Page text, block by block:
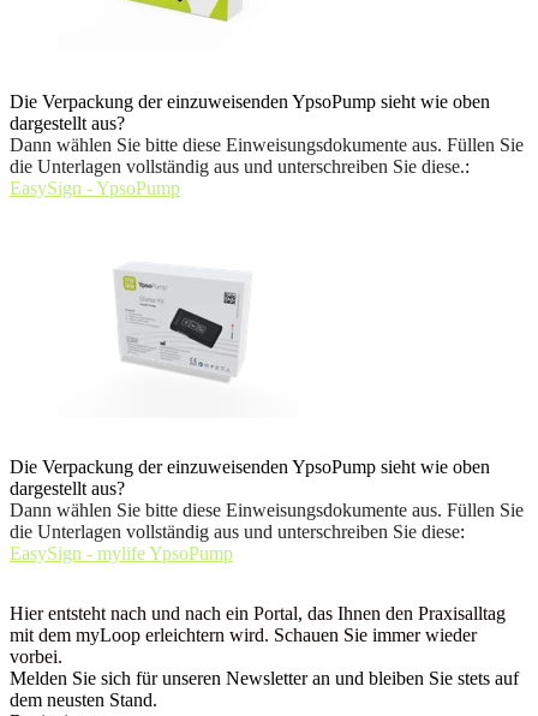
Die Verpackung der einzuweisenden YpsoPump sieht wie oben
dargestellt aus?
Dann wählen Sie bitte diese Einweisungsdokumente aus. Füllen Sie
die Unterlagen vollständig aus und unterschreiben Sie diese.:
EasySign - YpsoPump
Die Verpackung der einzuweisenden YpsoPump sieht wie oben
dargestellt aus?
Dann wählen Sie bitte diese Einweisungsdokumente aus. Füllen Sie
die Unterlagen vollständig aus und unterschreiben Sie diese:
EasySign - mylife YpsoPump
Hier entsteht nach und nach ein Portal, das Ihnen den Praxisalltag
mit dem myLoop erleichtern wird. Schauen Sie immer wieder
vorbei.
Melden Sie sich für unseren Newsletter an und bleiben Sie stets auf
dem neusten Stand.